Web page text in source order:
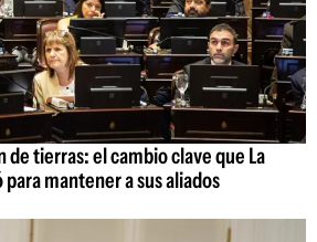
tierras: el cambio clave que La
mantener a sus aliados